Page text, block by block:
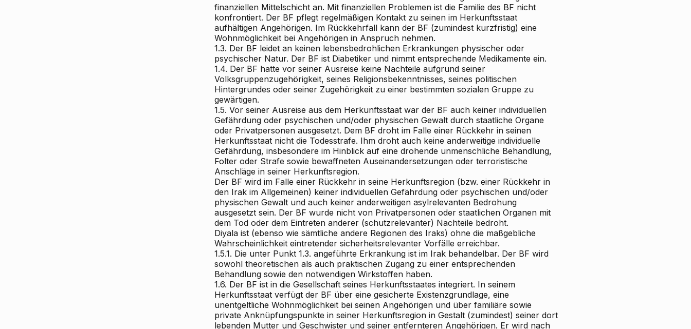
finanziellen Mittelschicht an. Mit finanziellen Problemen ist die Familie des BF nicht
konfrontiert. Der BF pflegt regelmäßigen Kontakt zu seinen im Herkunftsstaat
aufhältigen Angehörigen. Im Rückkehrfall kann der BF (zumindest kurzfristig) eine
Wohnmöglichkeit bei Angehörigen in Anspruch nehmen.
1.3. Der BF leidet an keinen lebensbedrohlichen Erkrankungen physischer oder
psychischer Natur. Der BF ist Diabetiker und nimmt entsprechende Medikamente ein.
1.4. Der BF hatte vor seiner Ausreise keine Nachteile aufgrund seiner
Volksgruppenzugehörigkeit, seines Religionsbekenntnisses, seines politischen
Hintergrundes oder seiner Zugehörigkeit zu einer bestimmten sozialen Gruppe zu
gewärtigen.
1.5. Vor seiner Ausreise aus dem Herkunftsstaat war der BF auch keiner individuellen
Gefährdung oder psychischen und/oder physischen Gewalt durch staatliche Organe
oder Privatpersonen ausgesetzt. Dem BF droht im Falle einer Rückkehr in seinen
Herkunftsstaat nicht die Todesstrafe. Ihm droht auch keine anderweitige individuelle
Gefährdung, insbesondere im Hinblick auf eine drohende unmenschliche Behandlung,
Folter oder Strafe sowie bewaffneten Auseinandersetzungen oder terroristische
Anschläge in seiner Herkunftsregion.
Der BF wird im Falle einer Rückkehr in seine Herkunftsregion (bzw. einer Rückkehr in
den Irak im Allgemeinen) keiner individuellen Gefährdung oder psychischen und/oder
physischen Gewalt und auch keiner anderweitigen asylrelevanten Bedrohung
ausgesetzt sein. Der BF wurde nicht von Privatpersonen oder staatlichen Organen mit
dem Tod oder dem Eintreten anderer (schutzrelevanter) Nachteile bedroht.
Diyala ist (ebenso wie sämtliche andere Regionen des Iraks) ohne die maßgebliche
Wahrscheinlichkeit eintretender sicherheitsrelevanter Vorfälle erreichbar.
1.5.1. Die unter Punkt 1.3. angeführte Erkrankung ist im Irak behandelbar. Der BF wird
sowohl theoretischen als auch praktischen Zugang zu einer entsprechenden
Behandlung sowie den notwendigen Wirkstoffen haben.
1.6. Der BF ist in die Gesellschaft seines Herkunftsstaates integriert. In seinem
Herkunftsstaat verfügt der BF über eine gesicherte Existenzgrundlage, eine
unentgeltliche Wohnmöglichkeit bei seinen Angehörigen und über familiäre sowie
private Anknüpfungspunkte in seiner Herkunftsregion in Gestalt (zumindest) seiner dort
lebenden Mutter und Geschwister und seiner entfernteren Angehörigen. Er wird nach